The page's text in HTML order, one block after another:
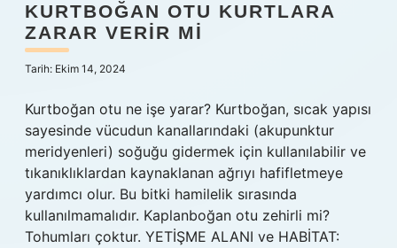
Hakkımızda
KURTBOĞAN OTU KURTLARA
ZARAR VERIR MI
Tarih: Ekim 14, 2024
Kurtboğan otu ne işe yarar? Kurtboğan, sıcak yapısı
sayesinde vücudun kanallarındaki (akupunktur
meridyenleri) soğuğu gidermek için kullanılabilir ve
tıkanıklıklardan kaynaklanan ağrıyı hafifletmeye
yardımcı olur. Bu bitki hamilelik sırasında
kullanılmamalıdır. Kaplanboğan otu zehirli mi?
Tohumları çoktur. YETİŞME ALANI ve HABİTAT: